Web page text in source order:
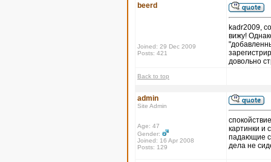
beerd
Joined: 29 Dec 2009
Posts: 421
kadr2009,
вижу!
довольно
Back to top
admin
Site Admin
Age: 47
Gender:
Joined: 16 Apr 2008
Posts: 129
картинки и
падающие
дела не